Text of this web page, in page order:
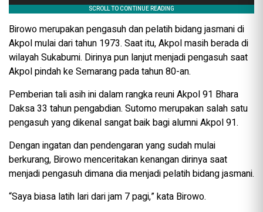
Birowo merupakan pengasuh dan pelatih bidang jasmani di
Akpol mulai dari tahun 1973. Saat itu, Akpol masih berada di
wilayah Sukabumi. Dirinya pun lanjut menjadi pengasuh saat
Akpol pindah ke Semarang pada tahun 80-an.
Pemberian tali asih ini dalam rangka reuni Akpol 91 Bhara
Daksa 33 tahun pengabdian. Sutomo merupakan salah satu
pengasuh yang dikenal sangat baik bagi alumni Akpol 91.
Dengan ingatan dan pendengaran yang sudah mulai
berkurang, Birowo menceritakan kenangan dirinya saat
menjadi pengasuh dimana dia menjadi pelatih bidang jasmani.
“Saya biasa latih lari dari jam 7 pagi,” kata Birowo.